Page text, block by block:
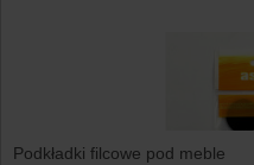
Podkładki filcowe pod meble